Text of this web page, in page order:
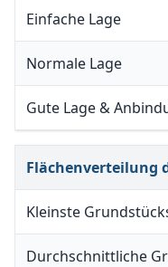
Einfache Lage
Normale Lage
Gute Lage &
Flächenverteilung
Kleinste
Durchschnittliche